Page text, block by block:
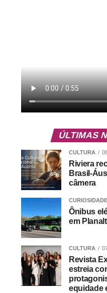
ÚLTIMAS
CULTURA
Riviera
Brasil-
câmera
Ônibus
em
CULTURA
Revista
estreia
equidade